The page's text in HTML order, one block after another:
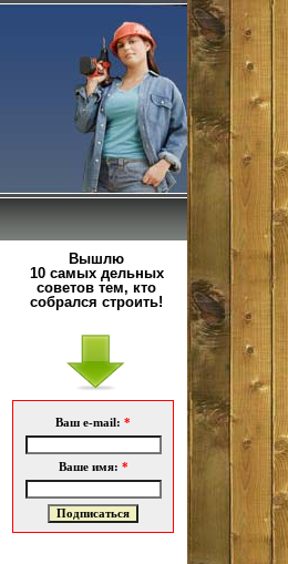
Вышлю
10 самых дельных
советов тем, кто
собрался строить!
Ваш e-mail: *
Ваше имя: *